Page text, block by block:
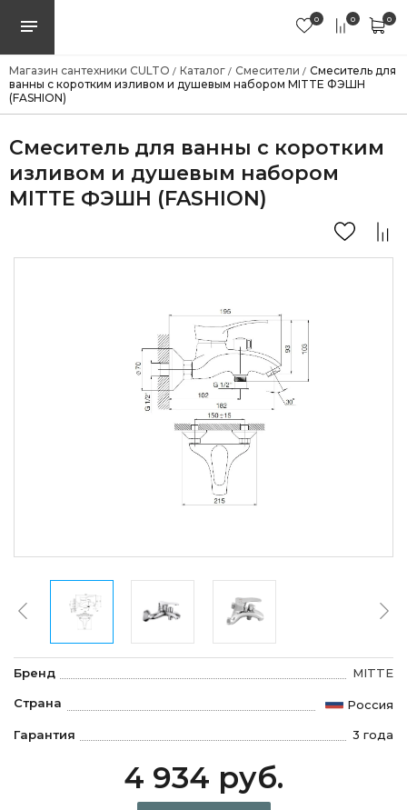
0 0 0
Магазин сантехники CULTO / Каталог / Смесители / Смеситель для
ванны с коротким изливом и душевым набором MITTE ФЭШН
(FASHION)
Смеситель для ванны с коротким
изливом и душевым набором
MITTE ФЭШН (FASHION)
Бренд MITTE
Страна Россия
Гарантия 3 года
4 934 руб.